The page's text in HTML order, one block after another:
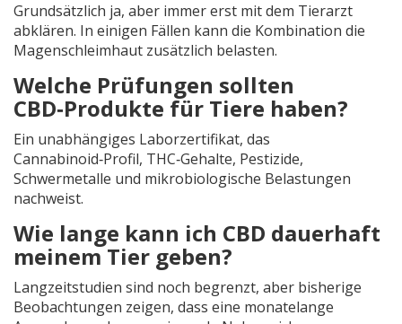
Grundsätzlich ja, aber immer erst mit dem Tierarzt
abklären. In einigen Fällen kann die Kombination die
Magenschleimhaut zusätzlich belasten.
Welche Prüfungen sollten
CBD‑Produkte für Tiere haben?
Ein unabhängiges Laborzertifikat, das
Cannabinoid‑Profil, THC‑Gehalte, Pestizide,
Schwermetalle und mikrobiologische Belastungen
nachweist.
Wie lange kann ich CBD dauerhaft
meinem Tier geben?
Langzeitstudien sind noch begrenzt, aber bisherige
Beobachtungen zeigen, dass eine monatelange